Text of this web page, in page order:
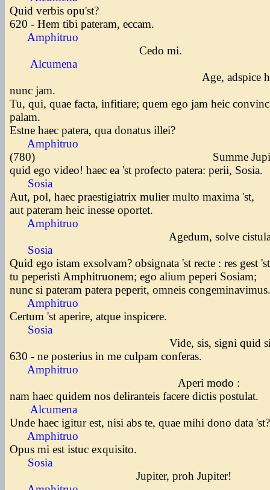
Quid verbis opu'st?
620 - Hem tibi pateram, eccam.
Amphitruo
Cedo mi.
Alcumena
Age, adspice huc,
nunc jam.
Tu, qui, quae facta, infitiare; quem ego jam heic
palam.
Estne haec patera, qua donatus illei?
Amphitruo
(780) Summe
quid ego video! haec ea 'st profecto patera: perii, Sosia.
Sosia
Aut, pol, haec praestigiatrix mulier multo maxima 'st,
aut pateram heic inesse oportet.
Amphitruo
Agedum, solve
Sosia
Quid ego istam exsolvam? obsignata 'st recte : res gest
tu peperisti Amphitruonem; ego alium peperi Sosiam;
nunc si pateram patera peperit, omneis
Amphitruo
Certum 'st aperire, atque inspicere.
Sosia
Vide, sis, signi quid
630 - ne posterius in me culpam conferas.
Amphitruo
Aperi modo :
nam haec quidem nos deliranteis facere dictis postulat.
Alcumena
Unde haec igitur est, nisi abs te, quae mihi dono data
Amphitruo
Opus mi est istuc exquisito.
Sosia
Jupiter, proh Jupiter!